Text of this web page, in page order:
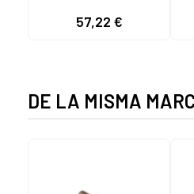
TAUPE C59615 - -
57,22 €
DE LA MISMA